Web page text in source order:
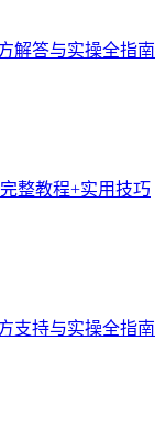
解答与实操全指南
整教程+实用技巧
支持与实操全指南